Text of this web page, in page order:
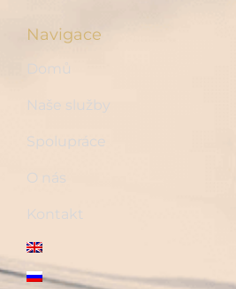
Navigace
Domů
Naše služby
Spolupráce
O nás
Kontakt